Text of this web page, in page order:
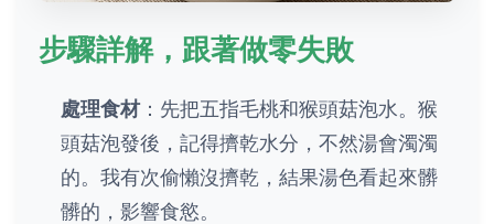
步驟詳解，跟著做零失敗
處理食材：先把五指毛桃和猴頭菇泡水。猴
頭菇泡發後，記得擠乾水分，不然湯會濁濁
的。我有次偷懶沒擠乾，結果湯色看起來髒
髒的，影響食慾。